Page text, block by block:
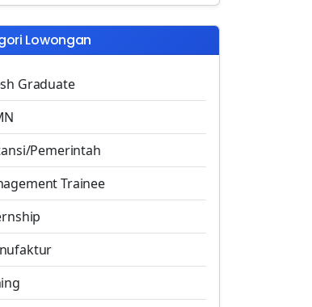
Lowongan
Graduate
Pemerintah
Trainee